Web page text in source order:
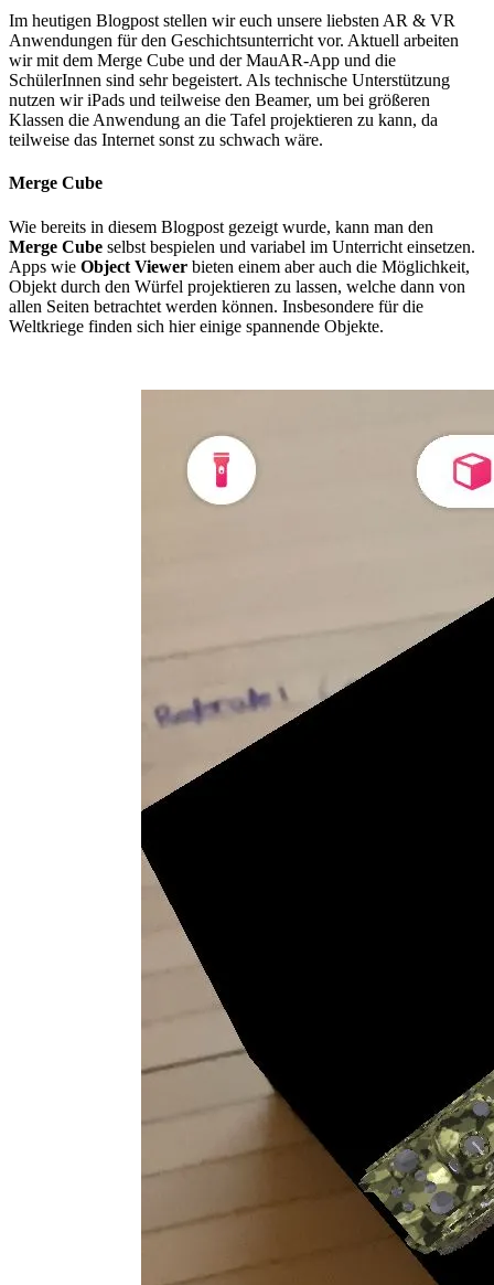
Im heutigen Blogpost stellen wir euch unsere liebsten AR & VR
Anwendungen für den Geschichtsunterricht vor. Aktuell arbeiten
wir mit dem Merge Cube und der MauAR-App und die
SchülerInnen sind sehr begeistert. Als technische Unterstützung
nutzen wir iPads und teilweise den Beamer, um bei größeren
Klassen die Anwendung an die Tafel projektieren zu kann, da
teilweise das Internet sonst zu schwach wäre.
Merge Cube
Wie bereits in diesem Blogpost gezeigt wurde, kann man den
Merge Cube selbst bespielen und variabel im Unterricht einsetzen.
Apps wie Object Viewer bieten einem aber auch die Möglichkeit,
Objekt durch den Würfel projektieren zu lassen, welche dann von
allen Seiten betrachtet werden können. Insbesondere für die
Weltkriege finden sich hier einige spannende Objekte.